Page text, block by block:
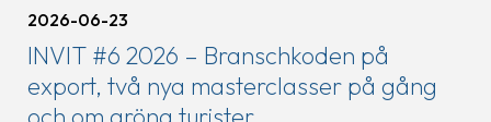
INVIT #6 2026 – Branschkoden på
export, två nya masterclasser på gång
2026-06-23